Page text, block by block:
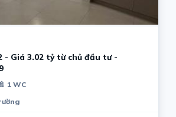
- Giá 3.02 tỷ từ chủ đầu tư -
🚿 1 WC